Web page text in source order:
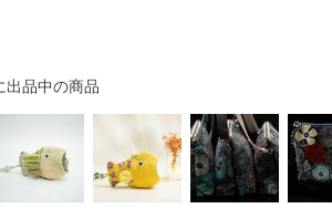
出品中の商品